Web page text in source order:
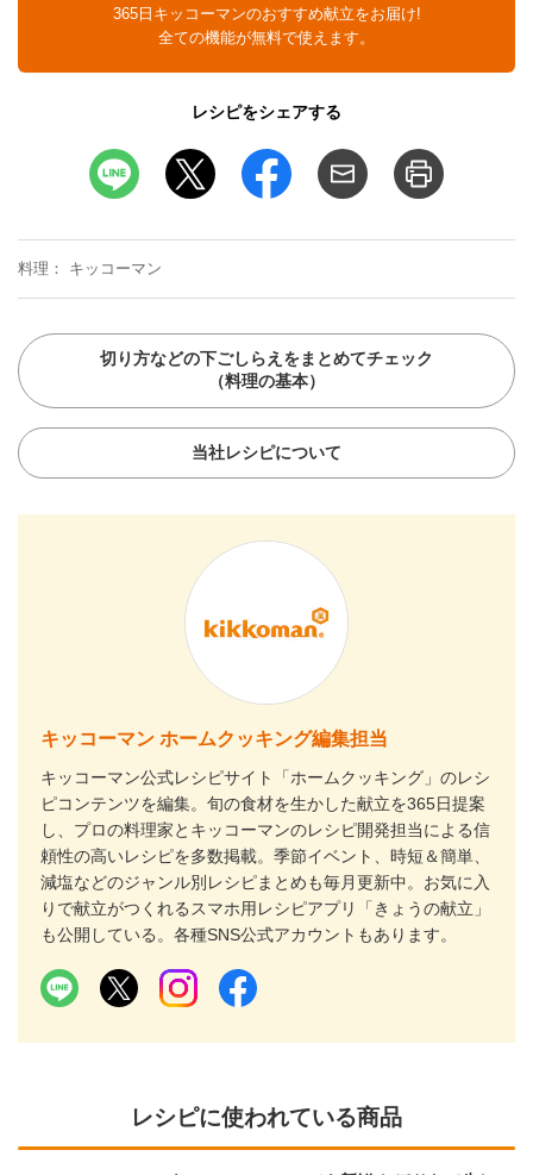
365日キッコーマンのおすすめ献立をお届け!
全ての機能が無料で使えます。
レシピをシェアする
料理 キッコーマン
切り方などの下ごしらえをまとめてチェック
（料理の基本）
当社レシピについて
キッコーマン ホームクッキング編集担当
キッコーマン公式レシピサイト「ホームクッキング」のレシ
ピコンテンツを編集。旬の食材を生かした献立を365日提案
し、プロの料理家とキッコーマンのレシピ開発担当による信
頼性の高いレシピを多数掲載。季節イベント、時短＆簡単、
減塩などのジャンル別レシピまとめも毎月更新中。お気に入
りで献立がつくれるスマホ用レシピアプリ「きょうの献立」
も公開している。各種SNS公式アカウントもあります。
レシピに使われている商品